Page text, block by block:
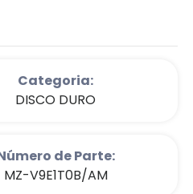
Categoria:
DISCO DURO
de Parte:
MZ-V9E1T0B/AM